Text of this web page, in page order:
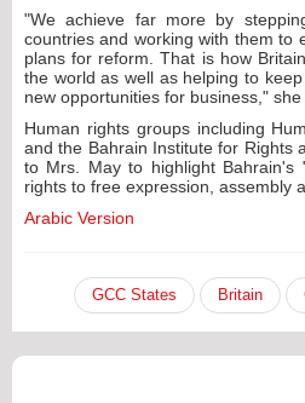
"We achieve far more by
countries and working with them to
plans for reform. That is how
the world as well as helping to
new opportunities for business," she
Human rights groups including
and the Bahrain Institute for Rights
to Mrs. May to highlight Bahrain's
rights to free expression, assembly
Arabic Version
Britain
GCC States